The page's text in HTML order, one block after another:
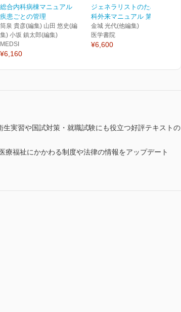
総合内科病棟マニュアル
疾患ごとの管理
筒泉 貴彦(編集) 山田 悠史(編
集) 小坂 鎮太郎(編集)
MEDSI
¥6,160
ジェネラリストのための内
科外来マニュアル 第3版
金城 光代(他編集)
医学書院
¥6,600
実習や国試対策・就職試験にも役立つ好評テキストの
福祉にかかわる制度や法律の情報をアップデート